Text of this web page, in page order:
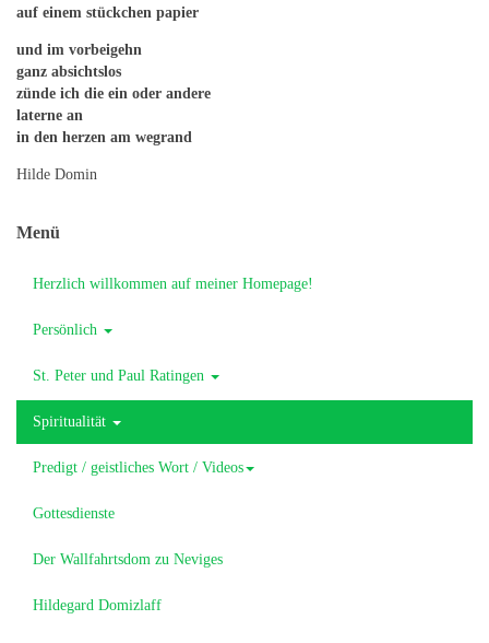
auf einem stückchen papier
und im vorbeigehn
ganz absichtslos
zünde ich die ein oder andere
laterne an
in den herzen am wegrand
Hilde Domin
Menü
Herzlich willkommen auf meiner Homepage!
Persönlich
St. Peter und Paul Ratingen
Spiritualität
Predigt / geistliches Wort / Videos
Gottesdienste
Der Wallfahrtsdom zu Neviges
Hildegard Domizlaff